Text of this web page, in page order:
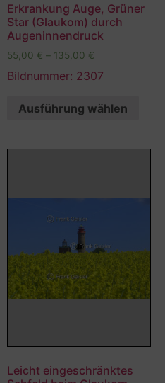
Erkrankung Auge, Grüner
Star (Glaukom) durch
Augeninnendruck
55,00 € – 135,00 €
Bildnummer: 2307
Ausführung wählen
Leicht eingeschränktes